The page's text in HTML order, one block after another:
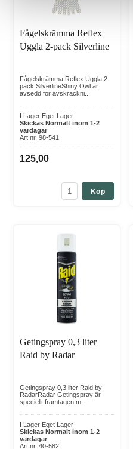
Fågelskrämma Reflex
Uggla 2-pack Silverline
Fågelskrämma Reflex Uggla 2-
pack SilverlineShiny Owl är
avsedd för avskräckni...
I Lager Eget Lager
Skickas Normalt inom 1-2
vardagar
Art nr. 98-541
125,00
Köp
Getingspray 0,3 liter
Raid by Radar
Getingspray 0,3 liter Raid by
RadarRadar Getingspray är
speciellt framtagen m...
I Lager Eget Lager
Skickas Normalt inom 1-2
vardagar
Art nr. 40-582